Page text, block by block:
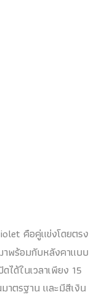
คือคู่แข่งโดยตรง
พร้อมกับหลังคาแบบ
ด้ในเวลาเพียง 15
าตรฐาน และมีสีเงิน